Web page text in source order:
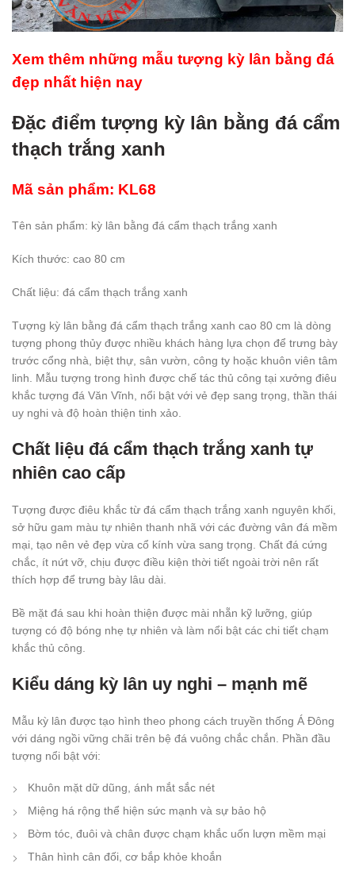
Xem thêm những mẫu tượng kỳ lân bằng đá
đẹp nhất hiện nay
Đặc điểm tượng kỳ lân bằng đá cẩm
thạch trắng xanh
Mã sản phẩm: KL68
Tên sản phẩm: kỳ lân bằng đá cẩm thạch trắng xanh
Kích thước: cao 80 cm
Chất liệu: đá cẩm thạch trắng xanh
Tượng kỳ lân bằng đá cẩm thạch trắng xanh cao 80 cm là dòng
tượng phong thủy được nhiều khách hàng lựa chọn để trưng bày
trước cổng nhà, biệt thự, sân vườn, công ty hoặc khuôn viên tâm
linh. Mẫu tượng trong hình được chế tác thủ công tại xưởng điêu
khắc tượng đá Văn Vĩnh, nổi bật với vẻ đẹp sang trọng, thần thái
uy nghi và độ hoàn thiện tinh xảo.
Chất liệu đá cẩm thạch trắng xanh tự
nhiên cao cấp
Tượng được điêu khắc từ đá cẩm thạch trắng xanh nguyên khối,
sở hữu gam màu tự nhiên thanh nhã với các đường vân đá mềm
mại, tạo nên vẻ đẹp vừa cổ kính vừa sang trọng. Chất đá cứng
chắc, ít nứt vỡ, chịu được điều kiện thời tiết ngoài trời nên rất
thích hợp để trưng bày lâu dài.
Bề mặt đá sau khi hoàn thiện được mài nhẵn kỹ lưỡng, giúp
tượng có độ bóng nhẹ tự nhiên và làm nổi bật các chi tiết chạm
khắc thủ công.
Kiểu dáng kỳ lân uy nghi – mạnh mẽ
Mẫu kỳ lân được tạo hình theo phong cách truyền thống Á Đông
với dáng ngồi vững chãi trên bệ đá vuông chắc chắn. Phần đầu
tượng nổi bật với:
Khuôn mặt dữ dũng, ánh mắt sắc nét
Miệng há rộng thể hiện sức mạnh và sự bảo hộ
Bờm tóc, đuôi và chân được chạm khắc uốn lượn mềm mại
Thân hình cân đối, cơ bắp khỏe khoắn